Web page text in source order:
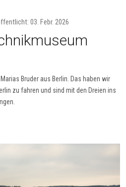
03. Febr. 2026
Bruder aus Berlin. Das haben wir
zu fahren und sind mit den Dreien ins